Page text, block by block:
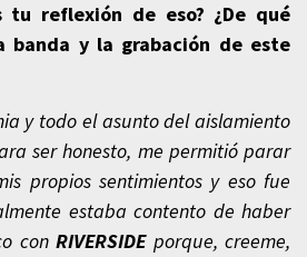
tu reflexión de eso? ¿De qué
banda y la grabación de este
y todo el asunto del aislamiento
ser honesto, me permitió parar
propios sentimientos y eso fue
estaba contento de haber
conRIVERSIDEporque, creeme,